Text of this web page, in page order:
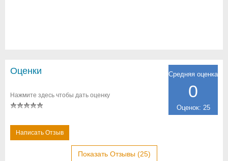
Средняя оценка
0
Оценок: 25
Оценки
Нажмите здесь чтобы дать оценку
Написать Отзыв
Показать Отзывы (25)